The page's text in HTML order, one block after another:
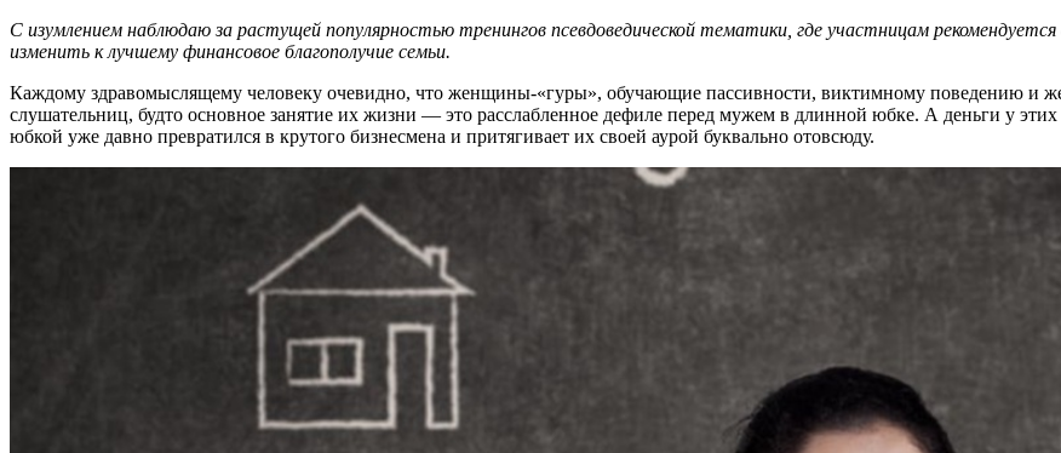
С изумлением наблюдаю за растущей популярностью тренингов псевдоведической тематики, где участницам
изменить к лучшему финансовое благополучие семьи.
Каждому здравомыслящему человеку очевидно, что женщины-«гуры», обучающие пассивности, виктимному поведению и
слушательниц, будто основное занятие их жизни — это расслабленное дефиле перед мужем в длинной юбке. А деньги у
юбкой уже давно превратился в крутого бизнесмена и притягивает их своей аурой буквально отовсюду.